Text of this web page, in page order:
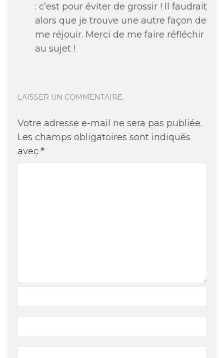
: c’est pour éviter de grossir ! Il faudrait
alors que je trouve une autre façon de
me réjouir. Merci de me faire réfléchir
au sujet !
LAISSER UN COMMENTAIRE
Votre adresse e-mail ne sera pas publiée.
Les champs obligatoires sont indiqués
avec *